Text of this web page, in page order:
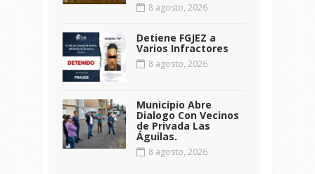
8 agosto, 2026
Detiene FGJEZ a
Varios Infractores
8 agosto, 2026
Municipio Abre
Dialogo Con Vecinos
de Privada Las
Águilas.
8 agosto, 2026